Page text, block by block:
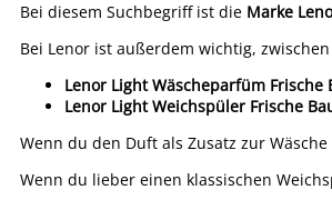
Bei diesem Suchbegriff ist die Marke
Bei Lenor ist außerdem wichtig,
Lenor Light Wäscheparfüm
Lenor Light Weichspüler Frische
Wenn du den Duft als Zusatz zur
Wenn du lieber einen klassischen